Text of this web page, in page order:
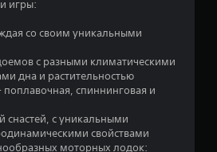
е
з
игры:
со своим уникальными
с разными климатическими
дна и растительностью
спиннинговая и
снастей, с уникальными
свойствами
моторных лодок: